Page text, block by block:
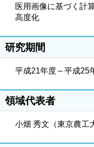
医用画像に基づく計
高度化
研究期間
平成21年度～平成25
領域代表者
小畑 秀文（東京農工